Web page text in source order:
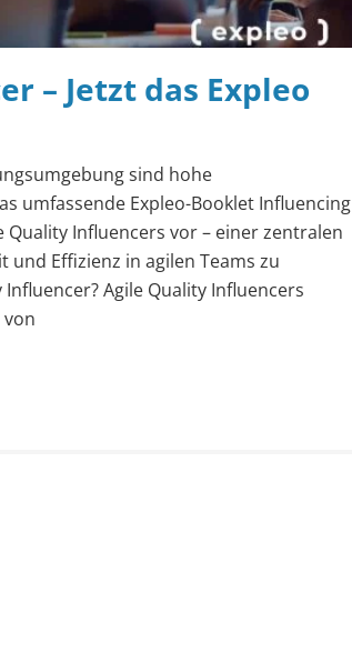
– Jetzt das Expleo
sind hohe
umfassende Expleo-Booklet Influencing
Quality Influencers vor – einer zentralen
und Effizienz in agilen Teams zu
Agile Quality Influencers